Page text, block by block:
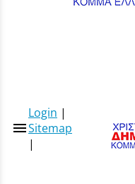
menu
Login |
Sitemap
|